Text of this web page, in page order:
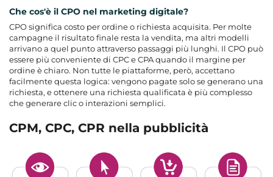
Che cos'è il CPO nel marketing digitale?
CPO significa costo per ordine o richiesta acquisita. Per molte
campagne il risultato finale resta la vendita, ma altri modelli
arrivano a quel punto attraverso passaggi più lunghi. Il CPO può
essere più conveniente di CPC e CPA quando il margine per
ordine è chiaro. Non tutte le piattaforme, però, accettano
facilmente questa logica: vengono pagate solo se generano una
richiesta, e ottenere una richiesta qualificata è più complesso
che generare clic o interazioni semplici.
CPM, CPC, CPR nella pubblicità